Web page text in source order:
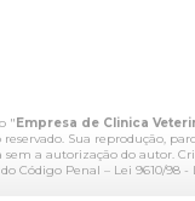
"Empresa de Clinica
reservado. Sua reprodução,
sem a autorização do autor.
Código Penal – Lei 9610/98